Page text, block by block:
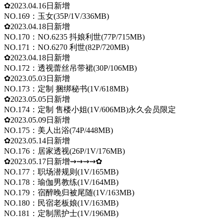
✿2023.04.16日新增
NO.169：玉女(35P/1V/336MB)
✿2023.04.18日新增
NO.170：NO.6235 抖娘利世(77P/715MB)
NO.171：NO.6270 利世(82P/720MB)
✿2023.04.18日新增
NO.172：透视蕾丝吊带裙(30P/106MB)
✿2023.05.03日新增
NO.173：定制 捆绑秘书(1V/618MB)
✿2023.05.05日新增
NO.174：定制 售楼小姐(1V/606MB)永久会员限定
✿2023.05.09日新增
NO.175：美人出浴(74P/448MB)
✿2023.05.14日新增
NO.176：居家透视(26P/1V/176MB)
✿2023.05.17日新增⇝⇝⇝⇝✿
NO.177：职场潜规则(1V/165MB)
NO.178：瑜伽男教练(1V/164MB)
NO.179：宿醉晚归被尾随(1V/163MB)
NO.180：民宿老板娘(1V/163MB)
NO.181：定制黑护士(1V/196MB)